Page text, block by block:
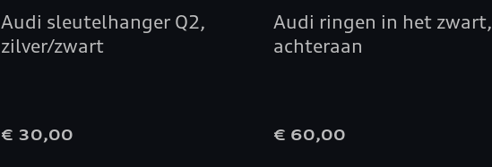
A5 CABRIOLET
A5 SPORTBACK
Audi sleutelhanger Q2,
zilver/zwart
€ 30,00
Audi ringen in het zwart,
achteraan
€ 60,00